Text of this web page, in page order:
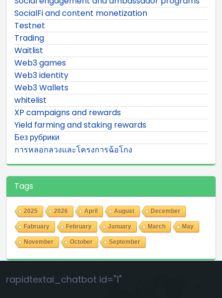
SocialFi and content monetization
Testnet
Trading
Waitlist
Web3 games
Web3 identity
Web3 Wallets
whitelist
XP campaigns and rewards
Yield farming and staking rewards
Без рубрики
การหลอกลวงและโครงการฉ้อโกง
Tags
2025 2026 April August December
Fabruary February January March May
November October September
rapidtextai_chatbot id="1"